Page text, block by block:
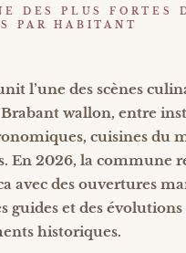
DES PLUS FORTES
PAR HABITANT
l’une des scènes
Brabant wallon, entre
cuisines du
En 2026, la commune
avec des ouvertures
guides et des
historiques.